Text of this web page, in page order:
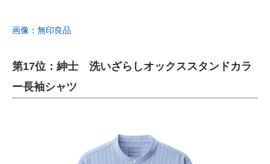
画像：無印良品
第17位：紳士 洗いざらしオックススタンドカラ
ー長袖シャツ